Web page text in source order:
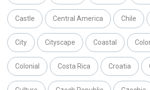
Castle Central America Chile
City Cityscape Coastal
Colonial Costa Rica Croatia